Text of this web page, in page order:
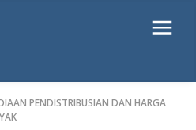
PENDISTRIBUSIAN DAN HARGA